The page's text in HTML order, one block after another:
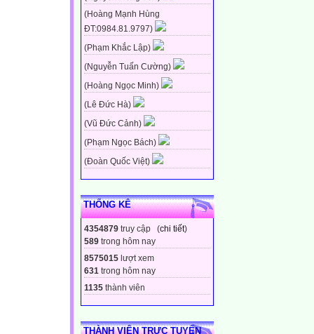
(Hoàng Mạnh Hùng
ĐT:0984.81.9797)
(Phạm Khắc Lập)
(Nguyễn Tuấn Cường)
(Hoàng Ngọc Minh)
(Lê Đức Hà)
(Vũ Đức Cảnh)
(Phạm Ngọc Bách)
(Đoàn Quốc Việt)
THỐNG KÊ
4354879 truy cập (chi tiết)
589 trong hôm nay
8575015 lượt xem
631 trong hôm nay
1135 thành viên
THÀNH VIÊN TRỰC TUYẾN